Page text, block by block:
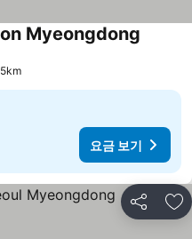
Myeongdong
요금 보기
공유 즐